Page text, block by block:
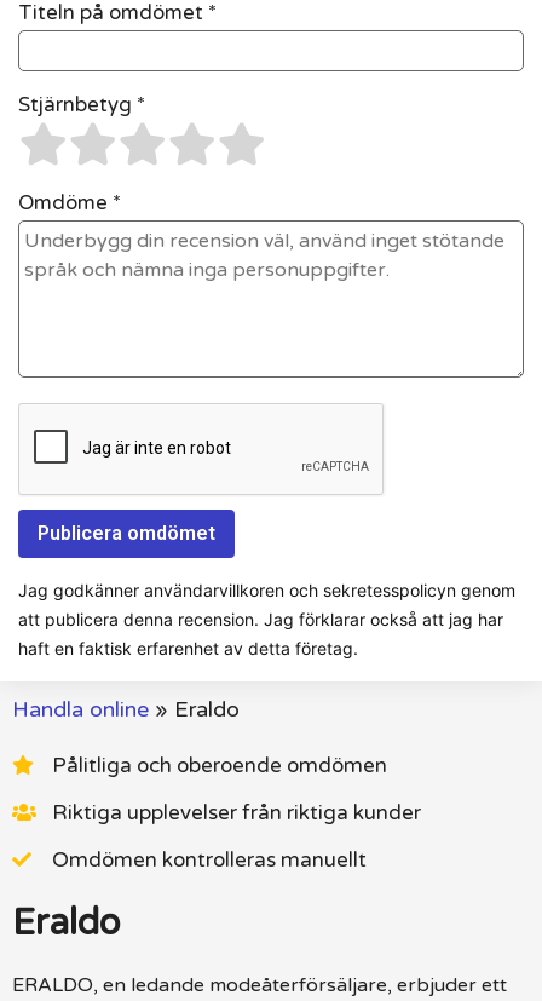
Titeln på omdömet *
Stjärnbetyg *
Omdöme *
Jag godkänner användarvillkoren och sekretesspolicyn genom
att publicera denna recension. Jag förklarar också att jag har
haft en faktisk erfarenhet av detta företag.
Handla online » Eraldo
Pålitliga och oberoende omdömen
Riktiga upplevelser från riktiga kunder
Omdömen kontrolleras manuellt
Eraldo
ERALDO, en ledande modeåterförsäljare, erbjuder ett